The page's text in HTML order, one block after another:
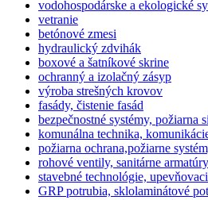
vodohospodárske a ekologické
vetranie
betónové zmesi
hydraulický zdvihák
boxové a šatníkové skrine
ochranný a izolačný zásyp
výroba strešných krovov
fasády, čistenie fasád
bezpečnostné systémy, požiarna
komunálna technika,
požiarna ochrana,požiarne
rohové ventily, sanitárne armatúry
stavebné technológie,
GRP potrubia, sklolaminátové